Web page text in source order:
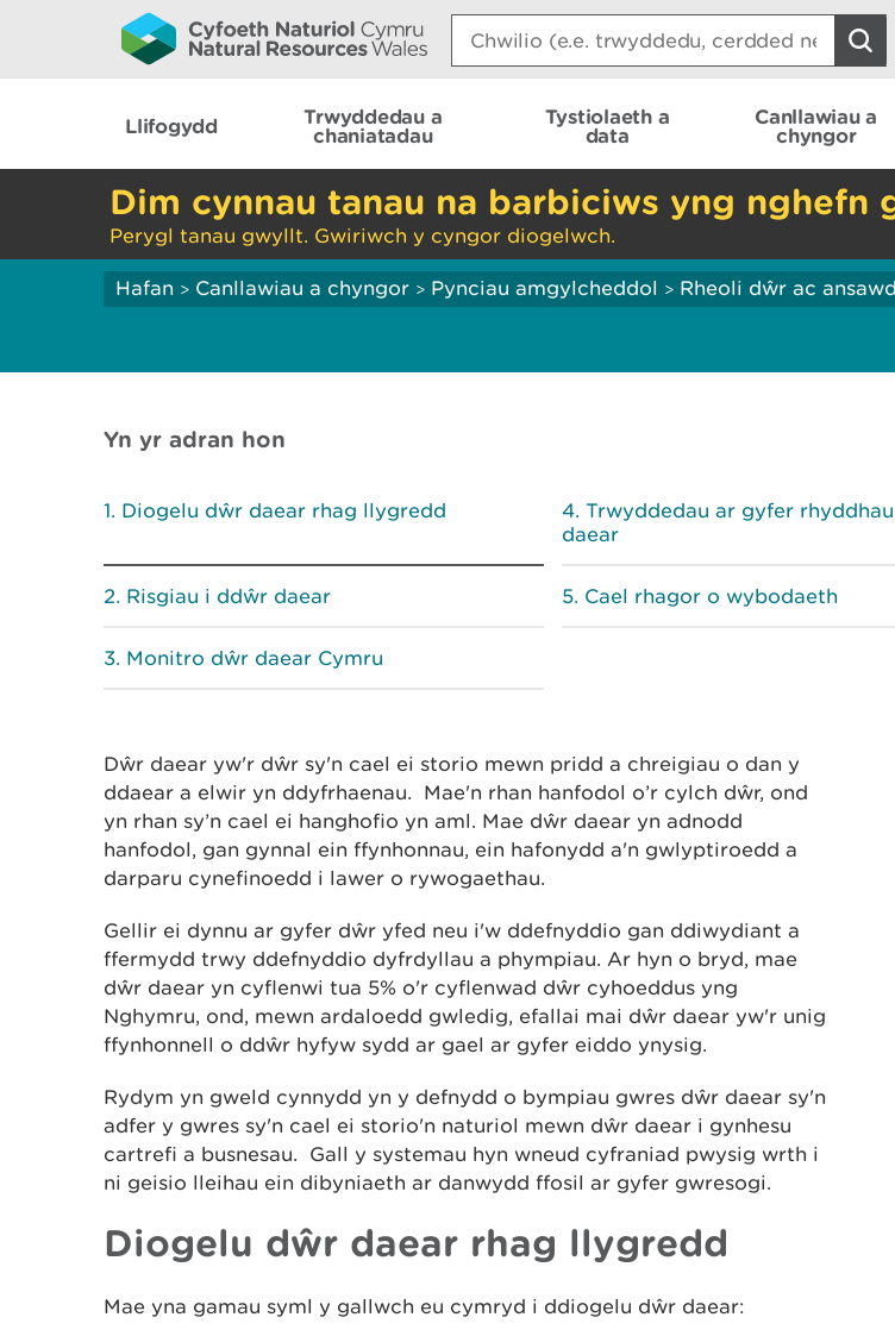
Search:
Llifogydd
Trwyddedau a
chaniatadau
Tystiolaeth a
data
Canllawiau a
chyngor
Dim cynnau tanau na barbiciws yng nghefn
Perygl tanau gwyllt. Gwiriwch y cyngor diogelwch.
Hafan > Canllawiau a chyngor > Pynciau amgylcheddol > Rheoli dŵr ac
Yn yr adran hon
Diogelu dŵr daear rhag llygredd
Risgiau i ddŵr daear
Monitro dŵr daear Cymru
Trwyddedau ar gyfer
daear
Cael rhagor o wybodaeth
Dŵr daear yw'r dŵr sy'n cael ei storio mewn pridd a chreigiau o dan y
ddaear a elwir yn ddyfrhaenau. Mae'n rhan hanfodol o’r cylch dŵr, ond
yn rhan sy’n cael ei hanghofio yn aml. Mae dŵr daear yn adnodd
hanfodol, gan gynnal ein ffynhonnau, ein hafonydd a'n gwlyptiroedd a
darparu cynefinoedd i lawer o rywogaethau.
Gellir ei dynnu ar gyfer dŵr yfed neu i'w ddefnyddio gan ddiwydiant a
ffermydd trwy ddefnyddio dyfrdyllau a phympiau. Ar hyn o bryd, mae
dŵr daear yn cyflenwi tua 5% o'r cyflenwad dŵr cyhoeddus yng
Nghymru, ond, mewn ardaloedd gwledig, efallai mai dŵr daear yw'r unig
ffynhonnell o ddŵr hyfyw sydd ar gael ar gyfer eiddo ynysig.
Rydym yn gweld cynnydd yn y defnydd o bympiau gwres dŵr daear sy'n
adfer y gwres sy'n cael ei storio'n naturiol mewn dŵr daear i gynhesu
cartrefi a busnesau. Gall y systemau hyn wneud cyfraniad pwysig wrth i
ni geisio lleihau ein dibyniaeth ar danwydd ffosil ar gyfer gwresogi.
Diogelu dŵr daear rhag llygredd
Mae yna gamau syml y gallwch eu cymryd i ddiogelu dŵr daear: